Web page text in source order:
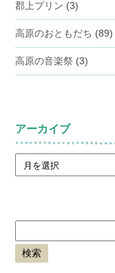
郡上プリン (3)
高原のおともだち (89)
高原の音楽祭 (3)
アーカイブ